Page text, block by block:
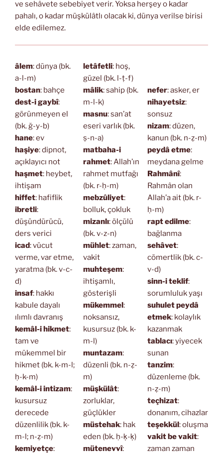
ve sehâvete sebebiyet verir. Yoksa herşey o kadar
pahalı, o kadar müşkülâtlı olacak ki, dünya verilse birisi
elde edilemez.
âlem: dünya (bk.
a-l-m)
bostan: bahçe
dest-i gaybî:
görünmeyen el
(bk. ğ-y-b)
hane: ev
haşiye: dipnot,
açıklayıcı not
haşmet: heybet,
ihtişam
hiffet: hafiflik
ibretli:
düşündürücü,
ders verici
icad: vücut
verme, var etme,
yaratma (bk. v-c-
d)
insaf: hakkı
kabule dayalı
ılımlı davranış
kemâl-i hikmet:
tam ve
mükemmel bir
hikmet (bk. k-m-l;
ḥ-k-m)
kemâl-i intizam:
kusursuz
derecede
düzenlilik (bk. k-
m-l; n-ẓ-m)
kemiyetçe:
letâfetli: hoş,
güzel (bk. l-ṭ-f)
mâlik: sahip (bk.
m-l-k)
masnu: san’at
eseri varlık (bk.
ṣ-n-a)
matbaha-i
rahmet: Allah’ın
rahmet mutfağı
(bk. r-ḥ-m)
mebzûliyet:
bolluk, çokluk
mizanlı: ölçülü
(bk. v-z-n)
mühlet: zaman,
vakit
muhteşem:
ihtişamlı,
gösterişli
mükemmel:
noksansız,
kusursuz (bk. k-
m-l)
muntazam:
düzenli (bk. n-ẓ-
m)
müşkülât:
zorluklar,
güçlükler
müstehak: hak
eden (bk. ḥ-ḳ-ḳ)
mütenevvî:
nefer: asker, er
nihayetsiz:
sonsuz
nizam: düzen,
kanun (bk. n-ẓ-m)
peydâ etme:
meydana gelme
Rahmânî:
Rahmân olan
Allah’a ait (bk. r-
ḥ-m)
rapt edilme:
bağlanma
sehâvet:
cömertlik (bk. c-
v-d)
sinn-i teklif:
sorumluluk yaşı
suhulet peydâ
etmek: kolaylık
kazanmak
tablacı: yiyecek
sunan
tanzim:
düzenleme (bk.
n-ẓ-m)
teçhizat:
donanım, cihazlar
teşekkül: oluşma
vakit be vakit:
zaman zaman